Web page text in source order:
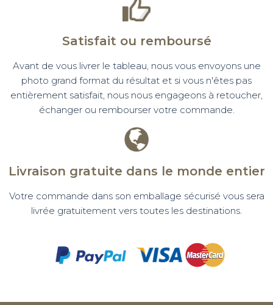
Satisfait ou remboursé
Avant de vous livrer le tableau, nous vous envoyons une
photo grand format du résultat et si vous n'êtes pas
entièrement satisfait, nous nous engageons à retoucher,
échanger ou rembourser votre commande.
Livraison gratuite dans le monde entier
Votre commande dans son emballage sécurisé vous sera
livrée gratuitement vers toutes les destinations.